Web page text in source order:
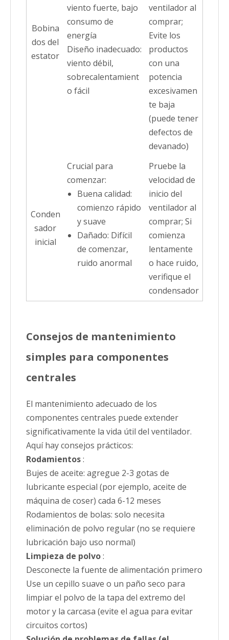
Bobina
dos del
estator
viento fuerte, bajo
consumo de
energía
Diseño inadecuado:
viento débil,
sobrecalentamient
o fácil
ventilador al
comprar;
Evite los
productos
con una
potencia
excesivamen
te baja
(puede tener
defectos de
devanado)
Conden
sador
inicial
Crucial para
comenzar:
Buena calidad:
comienzo rápido
y suave
Dañado: Difícil
de comenzar,
ruido anormal
Pruebe la
velocidad de
inicio del
ventilador al
comprar; Si
comienza
lentamente
o hace ruido,
verifique el
condensador
Consejos de mantenimiento
simples para componentes
centrales
El mantenimiento adecuado de los
componentes centrales puede extender
significativamente la vida útil del ventilador.
Aquí hay consejos prácticos:
Rodamientos:
Bujes de aceite: agregue 2-3 gotas de
lubricante especial (por ejemplo, aceite de
máquina de coser) cada 6-12 meses
Rodamientos de bolas: solo necesita
eliminación de polvo regular (no se requiere
lubricación bajo uso normal)
Limpieza de polvo:
Desconecte la fuente de alimentación primero
Use un cepillo suave o un paño seco para
limpiar el polvo de la tapa del extremo del
motor y la carcasa (evite el agua para evitar
circuitos cortos)